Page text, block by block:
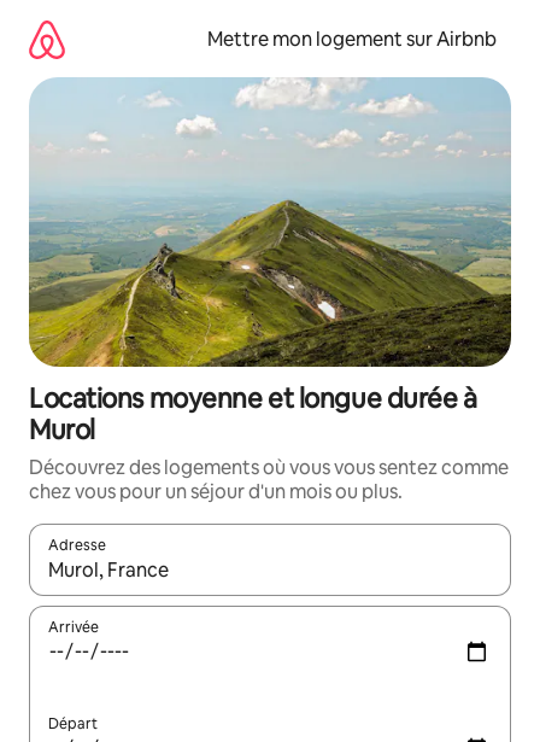
directement
contenu
Mettre mon logement sur Airbnb
Locations moyenne et longue durée à
Murol
Découvrez des logements où vous vous sentez comme
chez vous pour un séjour d'un mois ou plus.
Adresse
Lorsque les résultats s'affichent, utilisez les flèches vers le
Arrivée
Départ